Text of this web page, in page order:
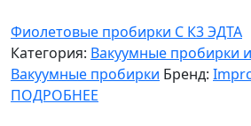
Фиолетовые пробирки С К3 ЭДТА
Категория: Вакуумные пробирки
Вакуумные пробирки Бренд:
ПОДРОБНЕЕ